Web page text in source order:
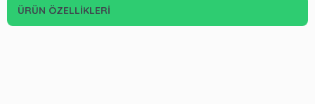
ÜRÜN ÖZELLIKLERI